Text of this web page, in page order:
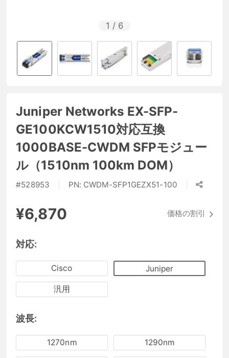
1 / 6
Juniper Networks EX-SFP-
GE100KCW1510対応互換
1000BASE-CWDM SFPモジュー
ル（1510nm 100km DOM）
#528953 PN: CWDM-SFP1GEZX51-100
¥6,870 価格の割引
対応:
Cisco Juniper
汎用
波長:
1270nm 1290nm